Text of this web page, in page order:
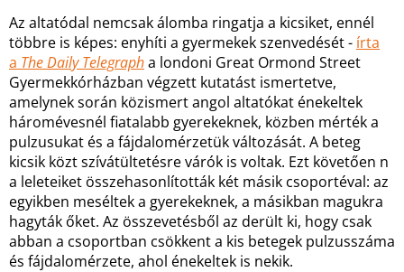
Az altatódal nemcsak álomba ringatja a kicsiket, ennél
többre is képes: enyhíti a gyermekek szenvedését - írta
a The Daily Telegrapha londoni Great Ormond Street
Gyermekkórházban végzett kutatást ismertetve,
amelynek során közismert angol altatókat énekeltek
háromévesnél fiatalabb gyerekeknek, közben mérték a
pulzusukat és a fájdalomérzetük változását. A beteg
kicsik közt szívátültetésre várók is voltak. Ezt követően n
a leleteiket összehasonlították két másik csoportéval: az
egyikben meséltek a gyerekeknek, a másikban magukra
hagyták őket. Az összevetésből az derült ki, hogy csak
abban a csoportban csökkent a kis betegek pulzusszáma
és fájdalomérzete, ahol énekeltek is nekik.